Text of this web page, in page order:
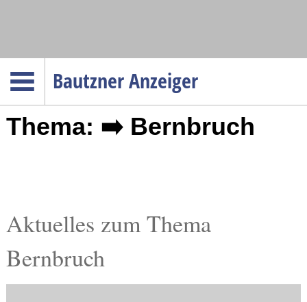
Bautzner Anzeiger
Menüpunkte
Startseite
Verkehr
Gesundheit
Thema: ➡️ Bernbruch
Aktuelles zum Thema
Bernbruch